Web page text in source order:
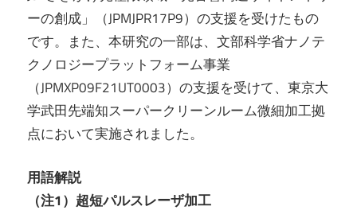
ーの創成」（JPMJPR17P9）の支援を受けたもの
です。また、本研究の一部は、文部科学省ナノテ
クノロジープラットフォーム事業
（JPMXP09F21UT0003）の支援を受けて、東京大
学武田先端知スーパークリーンルーム微細加工拠
点において実施されました。
用語解説
（注1）超短パルスレーザ加工